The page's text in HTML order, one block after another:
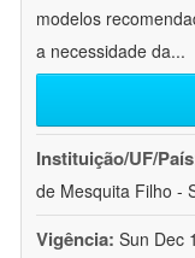
modelos
a necessidade da...
Instituição/UF/
de Mesquita Filho -
Vigência: Sun Dec